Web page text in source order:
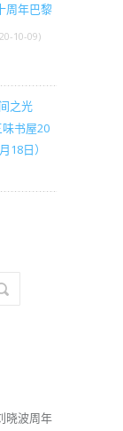
周年巴黎
10-09)
之光
味书屋20
18日）
晓波周年